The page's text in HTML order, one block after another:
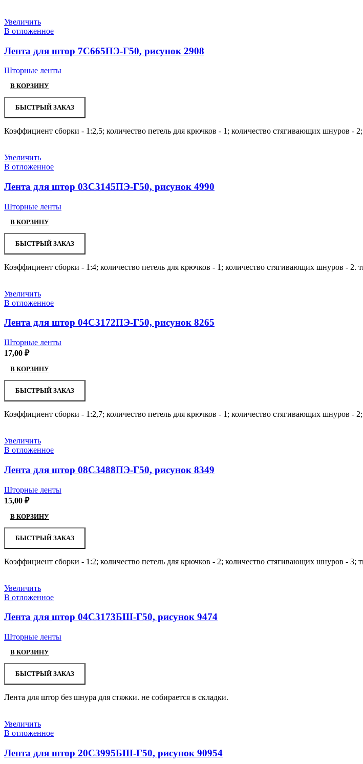
Увеличить
В отложенное
Лента для штор 7С665ПЭ-Г50, рисунок 2908
Шторные ленты
В КОРЗИНУ
БЫСТРЫЙ ЗАКАЗ
Коэффициент сборки - 1:2,5; количество петель для крючков - 1; количество стягивающих шнуров -
Увеличить
В отложенное
Лента для штор 03С3145ПЭ-Г50, рисунок 4990
Шторные ленты
В КОРЗИНУ
БЫСТРЫЙ ЗАКАЗ
Коэффициент сборки - 1:4; количество петель для крючков - 1; количество стягивающих шнуров - 2.
Увеличить
В отложенное
Лента для штор 04С3172ПЭ-Г50, рисунок 8265
Шторные ленты
17,00 ₽
В КОРЗИНУ
БЫСТРЫЙ ЗАКАЗ
Коэффициент сборки - 1:2,7; количество петель для крючков - 1; количество стягивающих шнуров -
Увеличить
В отложенное
Лента для штор 08С3488ПЭ-Г50, рисунок 8349
Шторные ленты
15,00 ₽
В КОРЗИНУ
БЫСТРЫЙ ЗАКАЗ
Коэффициент сборки - 1:2; количество петель для крючков - 2; количество стягивающих шнуров - 3;
Увеличить
В отложенное
Лента для штор 04С3173БШ-Г50, рисунок 9474
Шторные ленты
В КОРЗИНУ
БЫСТРЫЙ ЗАКАЗ
Лента для штор без шнура для стяжки. не собирается в складки.
Увеличить
В отложенное
Лента для штор 20С3995БШ-Г50, рисунок 90954